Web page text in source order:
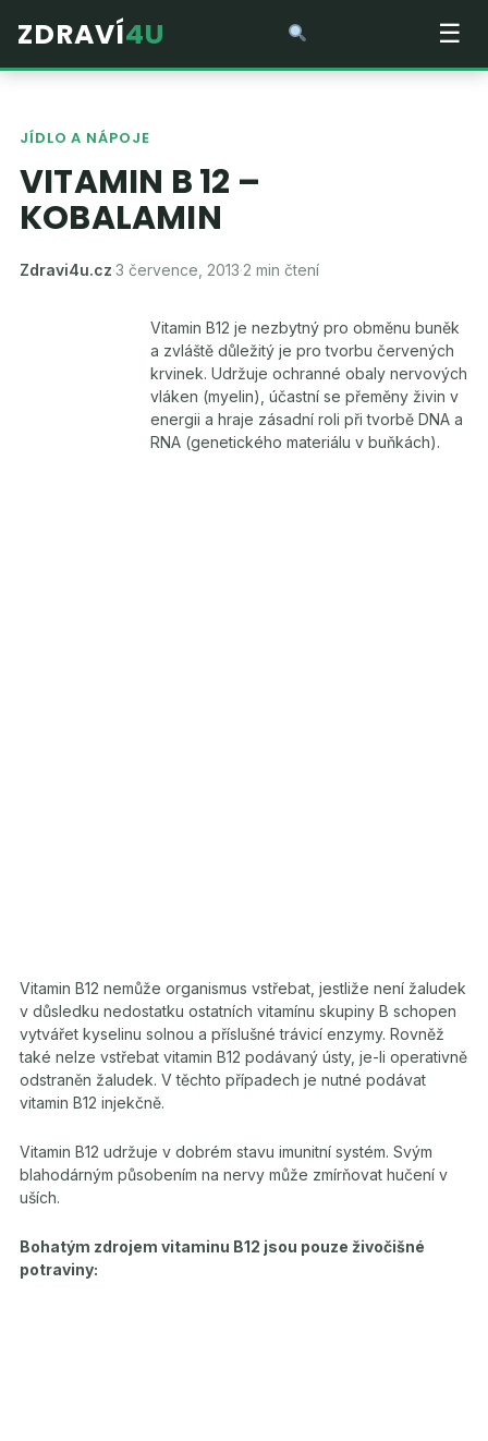
ZDRAVÍ4U ☰
JÍDLO A NÁPOJE
VITAMIN B 12 –
KOBALAMIN
Zdravi4u.cz·3 července, 2013·2 min čtení
Vitamin B12 je nezbytný pro obměnu buněk
a zvláště důležitý je pro tvorbu červených
krvinek. Udržuje ochranné obaly nervových
vláken (myelin), účastní se přeměny živin v
energii a hraje zásadní roli při tvorbě DNA a
RNA (genetického materiálu v buňkách).
Vitamin B12 nemůže organismus vstřebat, jestliže není žaludek
v důsledku nedostatku ostatních vitamínu skupiny B schopen
vytvářet kyselinu solnou a příslušné trávicí enzymy. Rovněž
také nelze vstřebat vitamin B12 podávaný ústy, je-li operativně
odstraněn žaludek. V těchto případech je nutné podávat
vitamin B12 injekčně.
Vitamin B12 udržuje v dobrém stavu imunitní systém. Svým
blahodárným působením na nervy může zmírňovat hučení v
uších.
Bohatým zdrojem vitaminu B12 jsou pouze živočišné
potraviny: